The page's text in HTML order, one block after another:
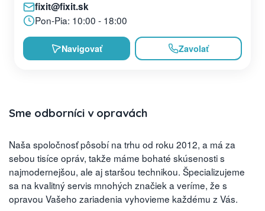
fixit@fixit.sk
Pon-Pia: 10:00 - 18:00
Navigovať Zavolať
Sme odborníci v opravách
Naša spoločnosť pôsobí na trhu od roku 2012, a má za
sebou tisíce opráv, takže máme bohaté skúsenosti s
najmodernejšou, ale aj staršou technikou. Špecializujeme
sa na kvalitný servis mnohých značiek a veríme, že s
opravou Vašeho zariadenia vyhovieme každému z Vás.